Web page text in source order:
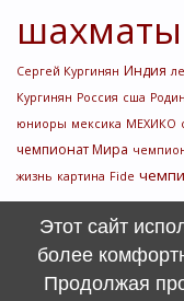
шахматы
Сергей Кургинян Индия
Кургинян Россия сша
юниоры мексика МЕХИКО
чемпионат Мира
жизнь картина Fide
Этот сайт
более
Продолжая